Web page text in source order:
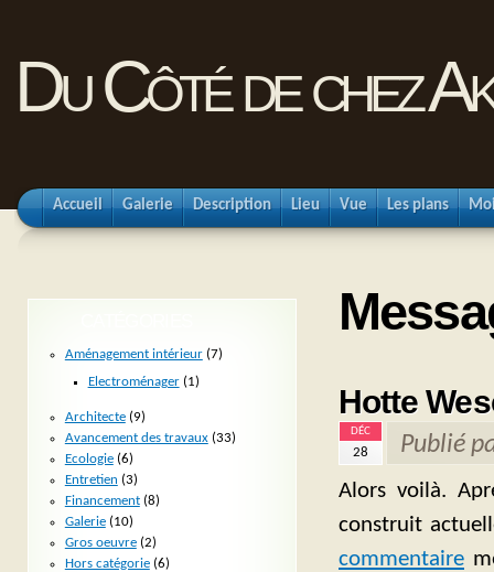
Du Côté de chez
Accueil Galerie Description Lieu Vue Les plans
Hotte
DÉC
28 Publié
Alors voilà.
construit
commentaire
Aménagement intérieur(7)
Electroménager(1)
Architecte(9)
Avancement des travaux(33)
Ecologie(6)
Entretien (3)
Financement(8)
Galerie(10)
Gros oeuvre(2)
Hors catégorie(6)